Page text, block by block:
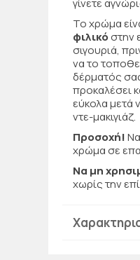
γίνετε
Το χρώμα
φιλικόστην
σιγουριά,
να το
δέρματός
προκαλέσει
εύκολα μετά
ντε-μακιγιάζ.
Προσοχή!
χρώμα σε
Να μη
χωρίς την